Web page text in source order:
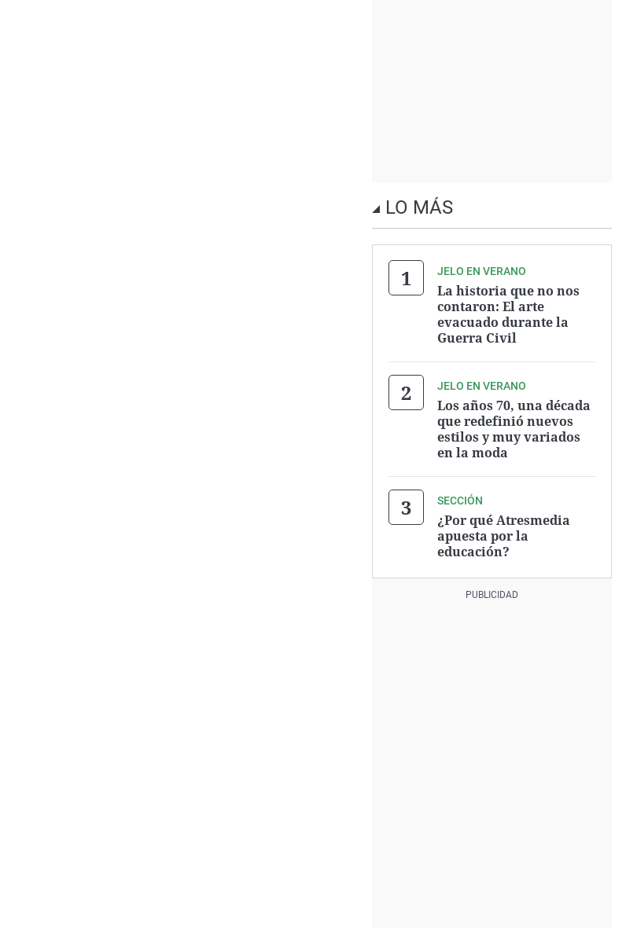
LO MÁS
JELO EN VERANO
La historia que no nos
contaron: El arte
evacuado durante la
Guerra Civil
JELO EN VERANO
Los años 70, una década
que redefinió nuevos
estilos y muy variados
en la moda
SECCIÓN
¿Por qué Atresmedia
apuesta por la
educación?